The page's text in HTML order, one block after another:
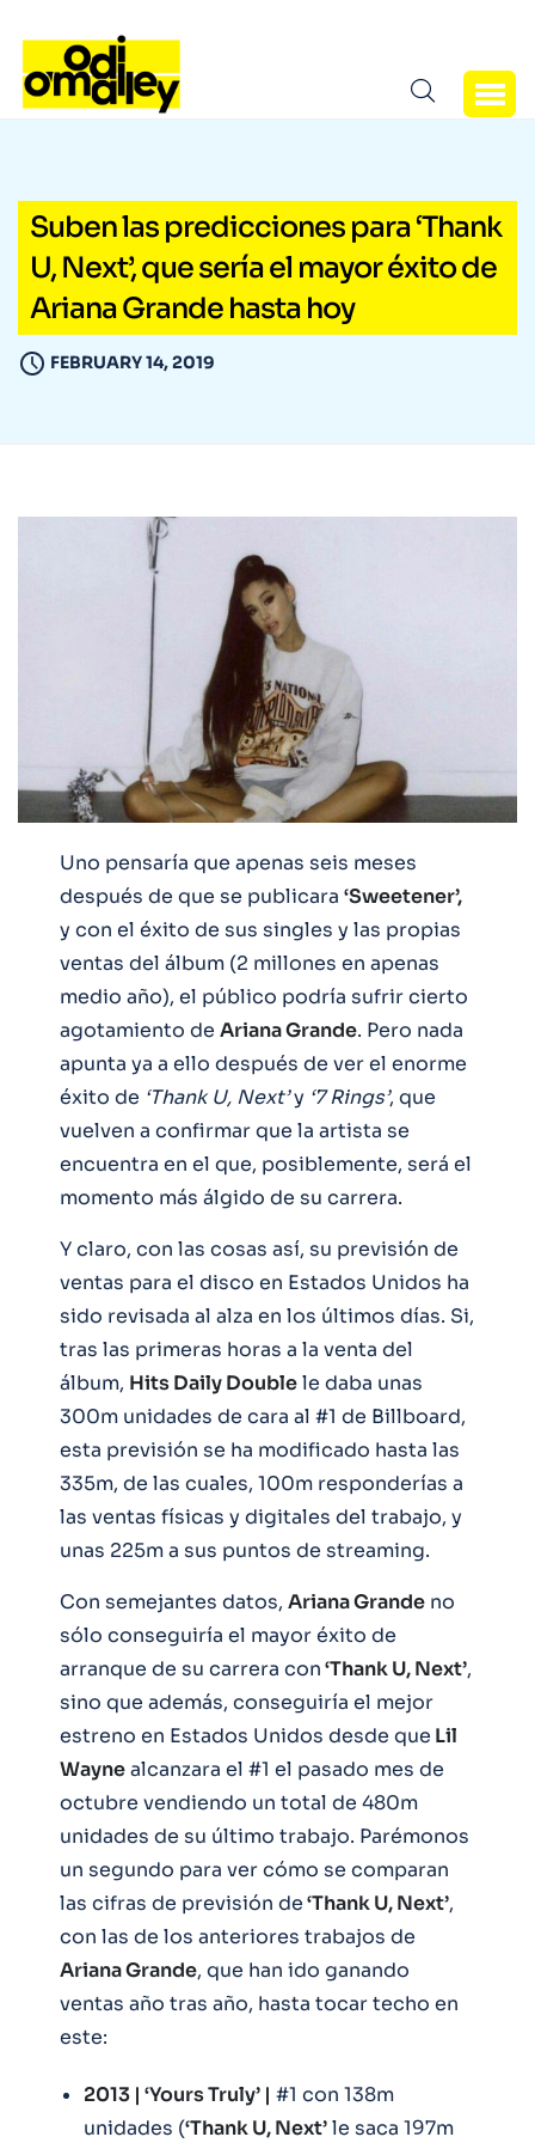
Suben las predicciones para ‘Thank
U, Next’, que sería el mayor éxito de
Ariana Grande hasta hoy
FEBRUARY 14, 2019
Uno pensaría que apenas seis meses
después de que se publicara ‘Sweetener’,
y con el éxito de sus singles y las propias
ventas del álbum (2 millones en apenas
medio año), el público podría sufrir cierto
agotamiento de Ariana Grande. Pero nada
apunta ya a ello después de ver el enorme
éxito de ‘Thank U, Next’y ‘7 Rings’, que
vuelven a confirmar que la artista se
encuentra en el que, posiblemente, será el
momento más álgido de su carrera.
Y claro, con las cosas así, su previsión de
ventas para el disco en Estados Unidos ha
sido revisada al alza en los últimos días. Si,
tras las primeras horas a la venta del
álbum, Hits Daily Doublele daba unas
300m unidades de cara al #1 de Billboard,
esta previsión se ha modificado hasta las
335m, de las cuales, 100m responderías a
las ventas físicas y digitales del trabajo, y
unas 225m a sus puntos de streaming.
Con semejantes datos, Ariana Grande no
sólo conseguiría el mayor éxito de
arranque de su carrera con‘Thank U, Next’,
sino que además, conseguiría el mejor
estreno en Estados Unidos desde que Lil
Waynealcanzara el #1 el pasado mes de
octubre vendiendo un total de 480m
unidades de su último trabajo. Parémonos
un segundo para ver cómo se comparan
las cifras de previsión de‘Thank U, Next’,
con las de los anteriores trabajos de
Ariana Grande, que han ido ganando
ventas año tras año, hasta tocar techo en
este:
2013 | ‘Yours Truly’ | #1 con 138m
unidades (‘Thank U, Next’le saca 197m